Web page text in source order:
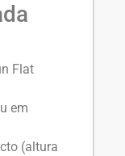
Flat
em
(altura